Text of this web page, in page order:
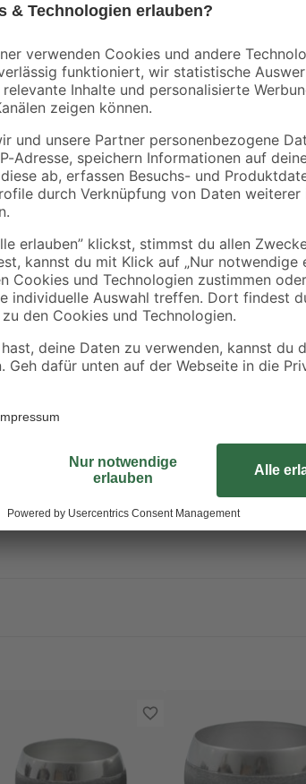
,99
€ / Kilogramm
beidseitig
2,49
2,49 € / Meter
CO2-Zufuhr
Diese CO2-Düngeanlage
Wachstum deiner
Aquarien mit 40-600 l. Die
CO2-Zufuhr. Die Flasche
eindringt. Für den einfachen
anschließend der Schlauch
Controller startet. Eine pH-
Ort aufbewahren.